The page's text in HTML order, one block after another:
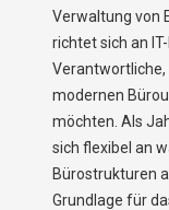
Verwaltung von
richtet sich an
Verantwortliche,
modernen
möchten. Als
sich flexibel an
Bürostrukturen
Grundlage für